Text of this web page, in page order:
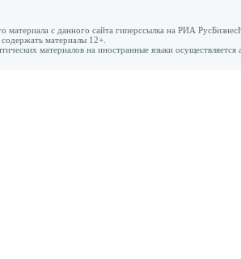
материала с данного сайта гиперссылка на РИА
материалы 12+.
материалов на иностранные языки осуществляется